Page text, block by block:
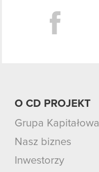
O CD PROJEKT
Grupa Kapitałowa
Nasz biznes
Inwestorzy